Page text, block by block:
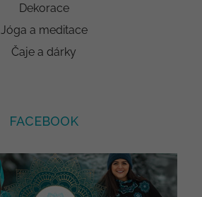
Dekorace
Jóga a meditace
Čaje a dárky
FACEBOOK